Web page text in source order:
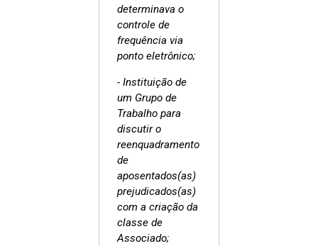
determinava o
controle de
frequência via
ponto eletrônico;
- Instituição de
um Grupo de
Trabalho para
discutir o
reenquadramento
de
aposentados(as)
prejudicados(as)
com a criação da
classe de
Associado;